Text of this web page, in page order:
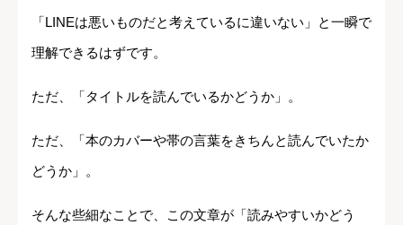
「LINEは悪いものだと考えているに違いない」と一瞬で
理解できるはずです。
ただ、「タイトルを読んでいるかどうか」。
ただ、「本のカバーや帯の言葉をきちんと読んでいたか
どうか」。
そんな些細なことで、この文章が「読みやすいかどう